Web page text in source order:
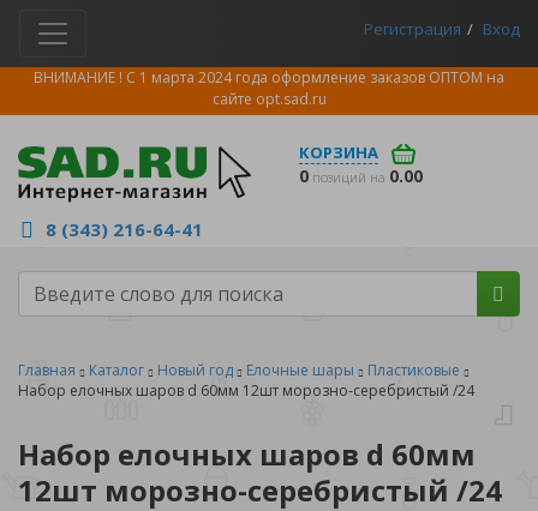
Регистрация Вход
ВНИМАНИЕ ! С 1 марта 2024 года оформление заказов ОПТОМ на
сайте opt.sad.ru
КОРЗИНА
0 позиций на 0.00
8 (343) 216-64-41
Главная Каталог Новый год Елочные шары
Пластиковые
Набор елочных шаров d 60мм 12шт морозно-серебристый /24
Набор елочных шаров d 60мм
12шт морозно-серебристый /24